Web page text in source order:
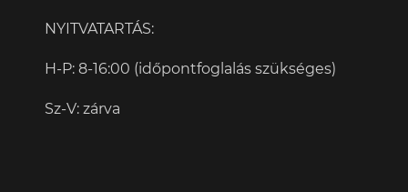
NYITVATARTÁS:
H-P: 8-16:00 (időpontfoglalás szükséges)
Sz-V: zárva